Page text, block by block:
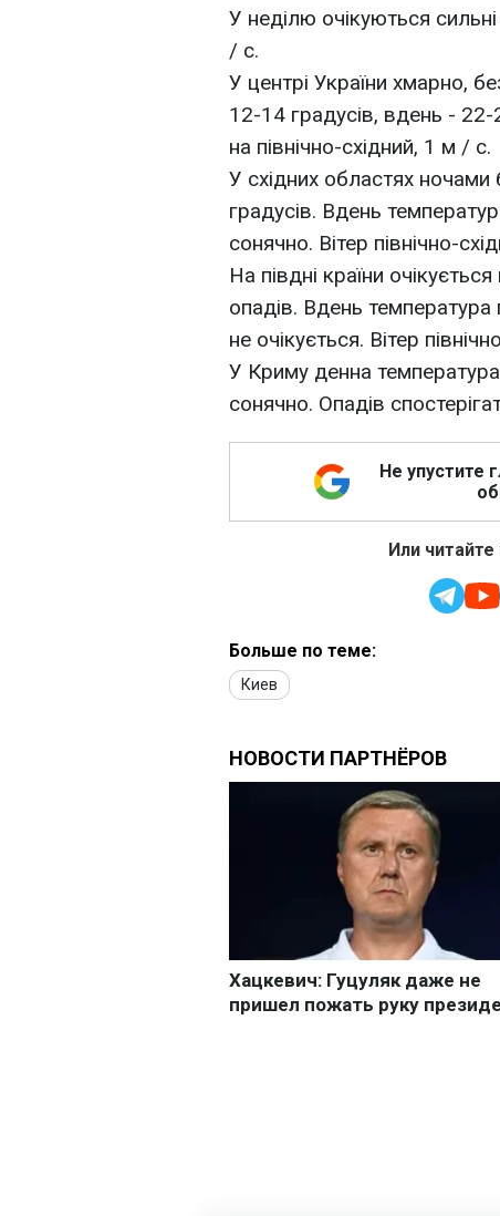
У неділю очікуються
/ с.
У центрі України хмарно,
12-14 градусів, вдень - 22-
на північно-східний, 1 м / с.
У східних областях
градусів. Вдень
сонячно. Вітер північно-
На півдні країни
опадів. Вдень
не очікується. Вітер
У Криму денна
сонячно. Опадів
Не упустите
Или
Больше по теме:
Киев